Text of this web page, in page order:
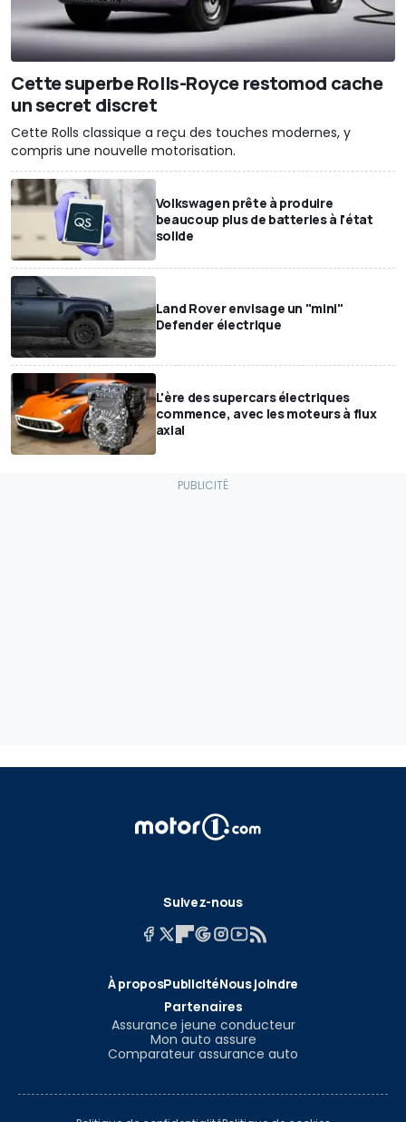
Cette superbe Rolls-Royce restomod cache
un secret discret
Cette Rolls classique a reçu des touches modernes, y
compris une nouvelle motorisation.
Volkswagen prête à produire
beaucoup plus de batteries à l'état
solide
Land Rover envisage un "mini"
Defender électrique
L'ère des supercars électriques
commence, avec les moteurs à flux
axial
Suivez-nous
À proposPublicitéNous joindre
Partenaires
Assurance jeune conducteur
Mon auto assure
Comparateur assurance auto